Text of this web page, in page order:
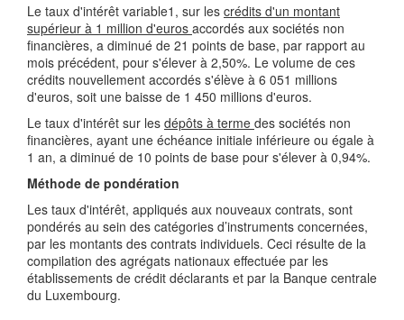
Le taux d'intérêt variable1, sur les crédits d'un montant
supérieur à 1 million d'euros accordés aux sociétés non
financières, a diminué de 21 points de base, par rapport au
mois précédent, pour s'élever à 2,50%. Le volume de ces
crédits nouvellement accordés s'élève à 6 051 millions
d'euros, soit une baisse de 1 450 millions d'euros.
Le taux d'intérêt sur les dépôts à terme des sociétés non
financières, ayant une échéance initiale inférieure ou égale à
1 an, a diminué de 10 points de base pour s'élever à 0,94%.
Méthode de pondération
Les taux d'intérêt, appliqués aux nouveaux contrats, sont
pondérés au sein des catégories d’instruments concernées,
par les montants des contrats individuels. Ceci résulte de la
compilation des agrégats nationaux effectuée par les
établissements de crédit déclarants et par la Banque centrale
du Luxembourg.